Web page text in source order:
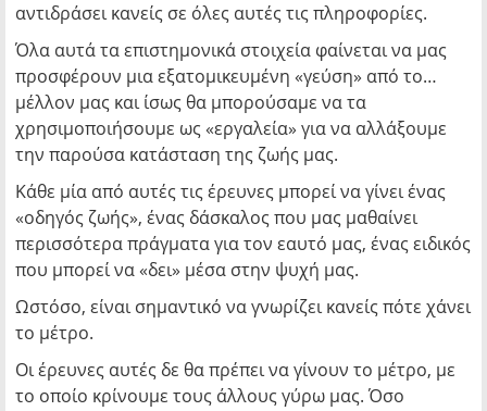
αντιδράσει κανείς σε όλες αυτές τις πληροφορίες.
Όλα αυτά τα επιστημονικά στοιχεία φαίνεται να μας
προσφέρουν μια εξατομικευμένη «γεύση» από το…
μέλλον μας και ίσως θα μπορούσαμε να τα
χρησιμοποιήσουμε ως «εργαλεία» για να αλλάξουμε
την παρούσα κατάσταση της ζωής μας.
Κάθε μία από αυτές τις έρευνες μπορεί να γίνει ένας
«οδηγός ζωής», ένας δάσκαλος που μας μαθαίνει
περισσότερα πράγματα για τον εαυτό μας, ένας ειδικός
που μπορεί να «δει» μέσα στην ψυχή μας.
Ωστόσο, είναι σημαντικό να γνωρίζει κανείς πότε χάνει
το μέτρο.
Οι έρευνες αυτές δε θα πρέπει να γίνουν το μέτρο, με
το οποίο κρίνουμε τους άλλους γύρω μας. Όσο